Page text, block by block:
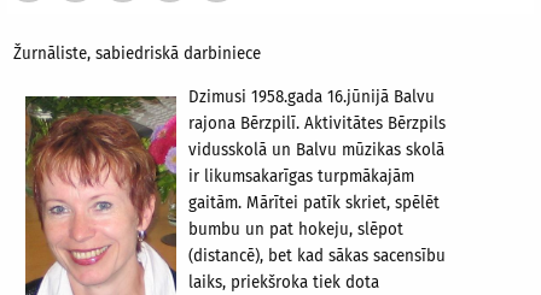
Žurnāliste, sabiedriskā darbiniece
Dzimusi 1958.gada 16.jūnijā Balvu
rajona Bērzpilī. Aktivitātes Bērzpils
vidusskolā un Balvu mūzikas skolā
ir likumsakarīgas turpmākajām
gaitām. Mārītei patīk skriet, spēlēt
bumbu un pat hokeju, slēpot
(distancē), bet kad sākas sacensību
laiks, priekšroka tiek dota